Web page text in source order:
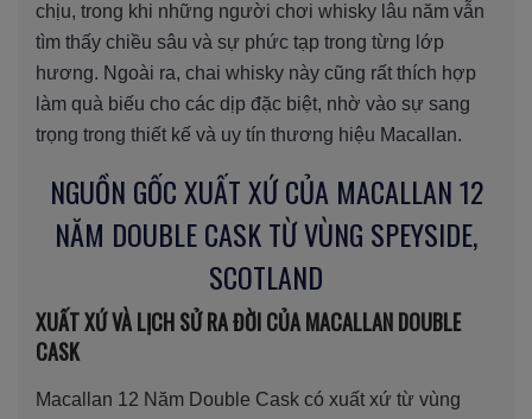
chịu, trong khi những người chơi whisky lâu năm vẫn
tìm thấy chiều sâu và sự phức tạp trong từng lớp
hương. Ngoài ra, chai whisky này cũng rất thích hợp
làm quà biếu cho các dịp đặc biệt, nhờ vào sự sang
trọng trong thiết kế và uy tín thương hiệu Macallan.
NGUỒN GỐC XUẤT XỨ CỦA MACALLAN 12
NĂM DOUBLE CASK TỪ VÙNG SPEYSIDE,
SCOTLAND
XUẤT XỨ VÀ LỊCH SỬ RA ĐỜI CỦA MACALLAN DOUBLE
CASK
Macallan 12 Năm Double Cask có xuất xứ từ vùng